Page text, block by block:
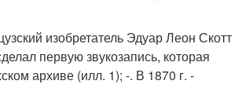
изобретатель Эдуар Леон Скотт
первую звукозапись, которая
архиве (илл. 1); -. В 1870 г. -